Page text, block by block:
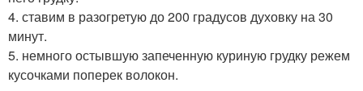
4. ставим в разогретую до 200 градусов духовку на 30
минут.
5. немного остывшую запеченную куриную грудку режем
кусочками поперек волокон.